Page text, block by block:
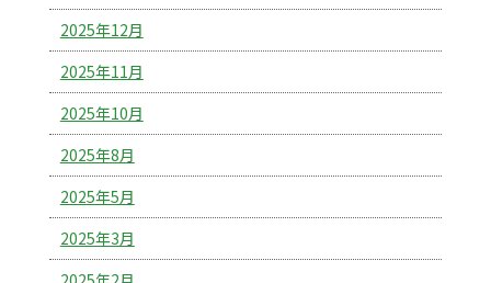
2025年12月
2025年11月
2025年10月
2025年8月
2025年5月
2025年3月